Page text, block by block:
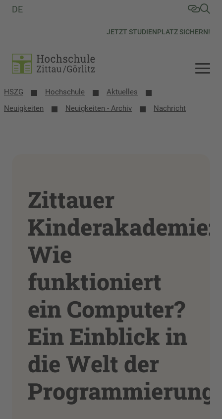
JETZT STUDIENPLATZ SICHERN!
DE
HSZG Hochschule
Aktuelles
Neuigkeiten
Neuigkeiten - Archiv Nachricht
Zittauer
Kinderakademie:
Wie
funktioniert
ein Computer?
Ein Einblick in
die Welt der
Programmierung